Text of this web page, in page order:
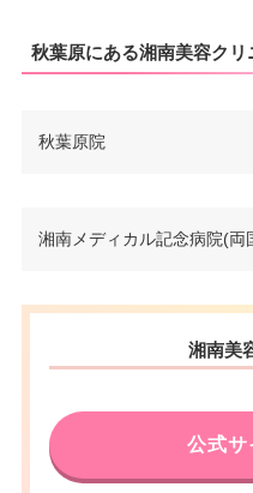
秋葉原にある湘南美容ク
秋葉原院
住所
東
電話番号
アクセス JR
湘南メディカル記念病院(両
東
JR
湘南美
公式サ